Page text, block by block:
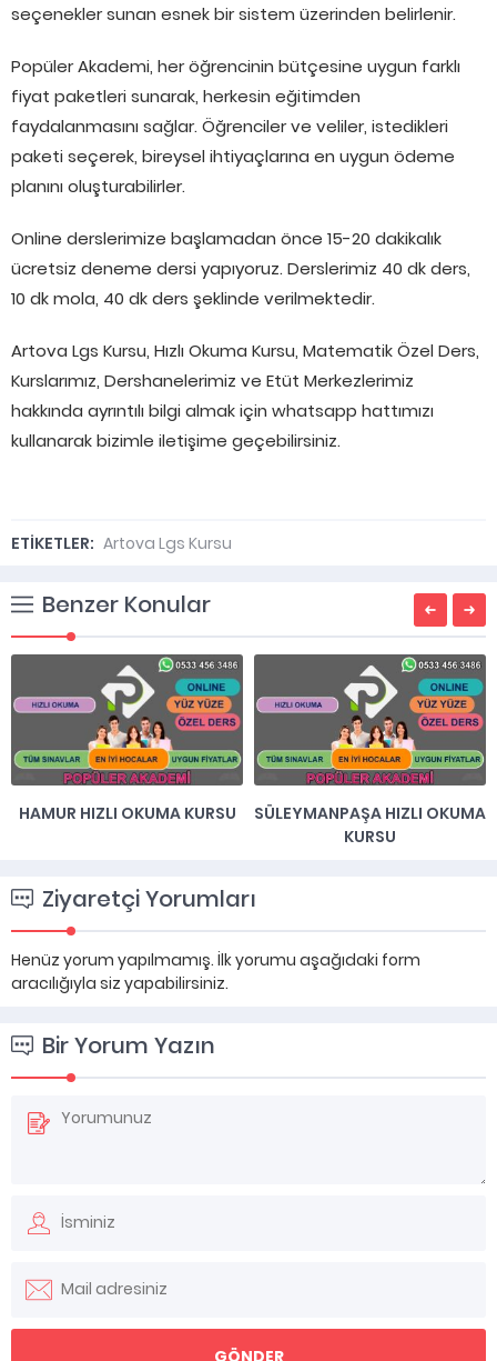
seçenekler sunan esnek bir sistem üzerinden belirlenir.
Popüler Akademi, her öğrencinin bütçesine uygun farklı
fiyat paketleri sunarak, herkesin eğitimden
faydalanmasını sağlar. Öğrenciler ve veliler, istedikleri
paketi seçerek, bireysel ihtiyaçlarına en uygun ödeme
planını oluşturabilirler.
Online derslerimize başlamadan önce 15-20 dakikalık
ücretsiz deneme dersi yapıyoruz. Derslerimiz 40 dk ders,
10 dk mola, 40 dk ders şeklinde verilmektedir.
Artova Lgs Kursu, Hızlı Okuma Kursu, Matematik Özel Ders,
Kurslarımız, Dershanelerimiz ve Etüt Merkezlerimiz
hakkında ayrıntılı bilgi almak için whatsapp hattımızı
kullanarak bizimle iletişime geçebilirsiniz.
ETİKETLER: Artova Lgs Kursu
Benzer Konular
HAMUR HIZLI OKUMA KURSU
SÜLEYMANPAŞA HIZLI OKUMA
KURSU
Ziyaretçi Yorumları
Henüz yorum yapılmamış. İlk yorumu aşağıdaki form
aracılığıyla siz yapabilirsiniz.
Bir Yorum Yazın